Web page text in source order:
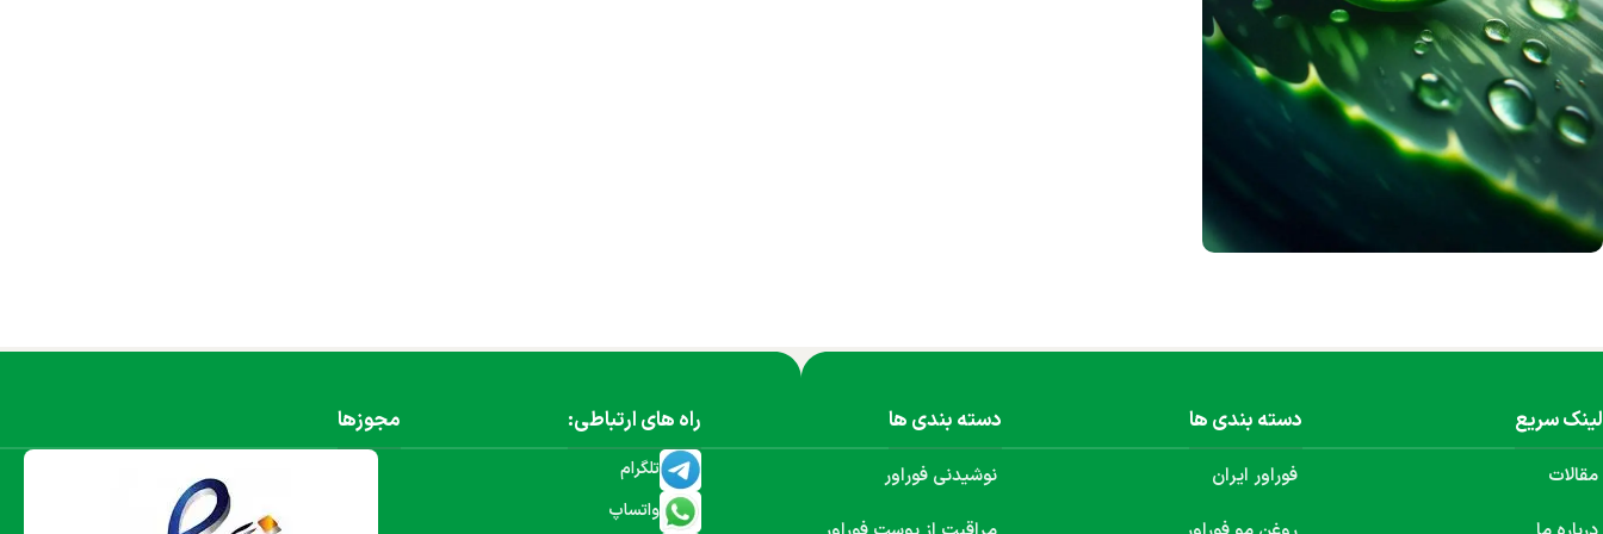
لینک سریع
مقالات
دسته بندی ها
فوراور ایران
دسته بندی ها
نوشیدنی فوراور
راه های ارتباطی:
تلگرام
واتساپ
مجوزها